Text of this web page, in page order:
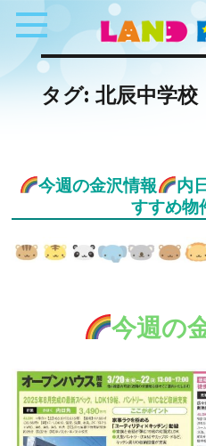
タグ: 北辰中学校
今週の金沢情報
内
すすめ物
今週の